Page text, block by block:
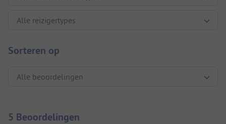
Sorteren op
5 Beoordelingen